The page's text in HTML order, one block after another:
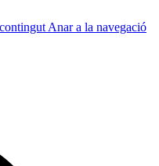
Anar a la navegació